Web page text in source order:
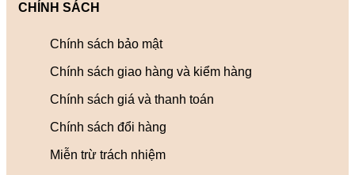
CHÍNH SÁCH
Chính sách bảo mật
Chính sách giao hàng và kiểm hàng
Chính sách giá và thanh toán
Chính sách đổi hàng
Miễn trừ trách nhiệm